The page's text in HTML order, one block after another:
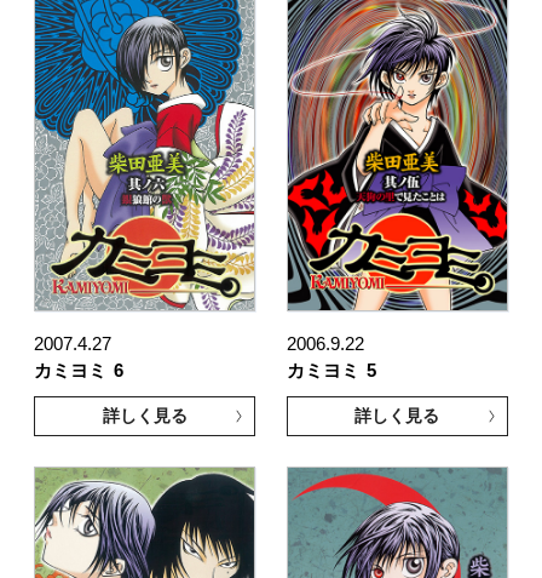
2007.4.27
カミヨミ
6
詳しく見る
2006.9.22
カミヨミ
5
詳しく見る